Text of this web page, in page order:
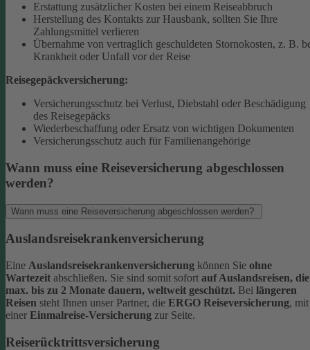
Erstattung zusätzlicher Kosten bei einem Reiseabbruch
Herstellung des Kontakts zur Hausbank, sollten Sie Ihre
Zahlungsmittel verlieren
Übernahme von vertraglich geschuldeten Stornokosten, z. B.
Krankheit oder Unfall vor der Reise
Reisegepäckversicherung:
Versicherungsschutz bei Verlust, Diebstahl oder Beschädigung
des Reisegepäcks
Wiederbeschaffung oder Ersatz von wichtigen Dokumenten
Versicherungsschutz auch für Familienangehörige
Wann muss eine Reiseversicherung abgeschlossen
werden?
Wann muss eine Reiseversicherung abgeschlossen werden?
Auslandsreisekrankenversicherung
Eine Auslandsreisekrankenversicherung können Sie ohne
Wartezeit abschließen. Sie sind somit sofort auf Auslandsreisen, die
max. bis zu 2 Monate dauern, weltweit geschützt. Bei längeren
Reisen steht Ihnen unser Partner, die ERGO Reiseversicherung, mit
einer Einmalreise-Versicherung zur Seite.
Reiserücktrittsversicherung